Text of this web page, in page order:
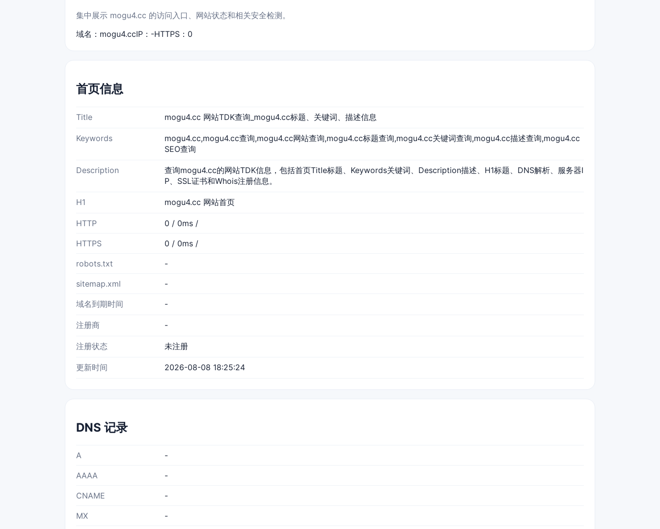
集中展示 mogu4.cc 的访问入口、网站状态和相关安全检测。
域名：mogu4.ccIP：-HTTPS：0
首页信息
Title mogu4.cc 网站TDK查询_mogu4.cc标题、关键词、描述信息
Keywords
mogu4.cc,mogu4.cc查询,mogu4.cc网站查询,mogu4.cc标题查询,mogu4.cc关键词查询,mogu4.cc描述查询,mogu4.cc
SEO查询
Description
查询mogu4.cc的网站TDK信息，包括首页Title标题、Keywords关键词、Description描述、H1标题、DNS解析、服务器I
P、SSL证书和Whois注册信息。
H1 mogu4.cc 网站首页
HTTP 0 / 0ms /
HTTPS 0 / 0ms /
robots.txt -
sitemap.xml -
域名到期时间 -
注册商 -
注册状态 未注册
更新时间 2026-08-08 18:25:24
DNS 记录
A -
AAAA -
CNAME -
MX -